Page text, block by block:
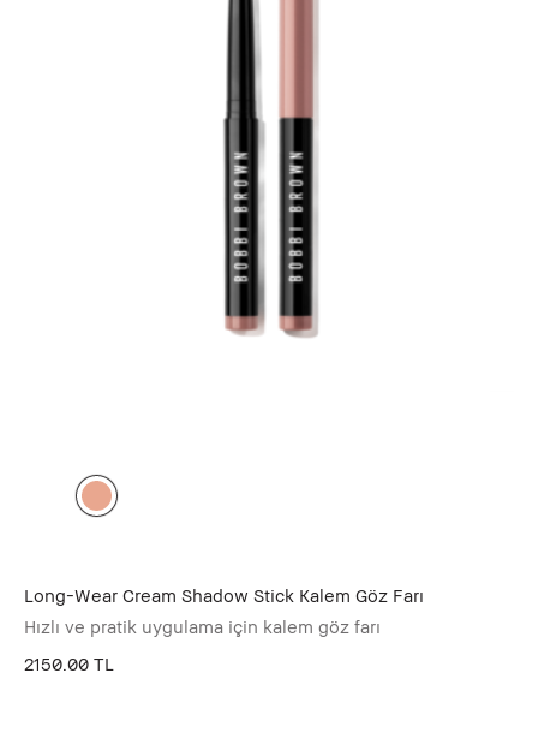
Long-Wear Cream Shadow Stick Kalem Göz Farı
Hızlı ve pratik uygulama için kalem göz farı
2150.00 TL